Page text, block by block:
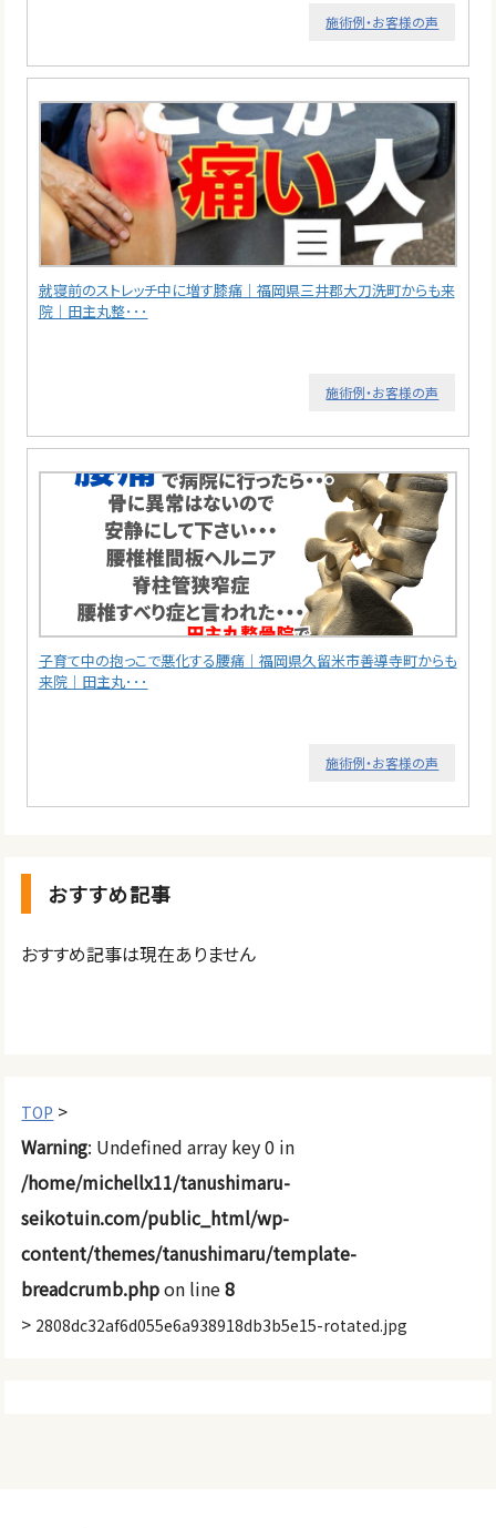
施術例・お客様の声
就寝前のストレッチ中に増す膝痛｜福岡県三井郡大刀洗町からも来
院｜田主丸整･･･
施術例・お客様の声
子育て中の抱っこで悪化する腰痛｜福岡県久留米市善導寺町からも
来院｜田主丸･･･
施術例・お客様の声
おすすめ記事
おすすめ記事は現在ありません
TOP >
Warning: Undefined array key 0 in
/home/michellx11/tanushimaru-
seikotuin.com/public_html/wp-
content/themes/tanushimaru/template-
breadcrumb.phpon line8
> 2808dc32af6d055e6a938918db3b5e15-rotated.jpg